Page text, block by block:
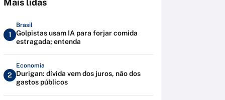
Mais lidas
1
Brasil
Golpistas usam IA para forjar comida
estragada; entenda
2
Economia
Durigan: dívida vem dos juros, não dos
gastos públicos